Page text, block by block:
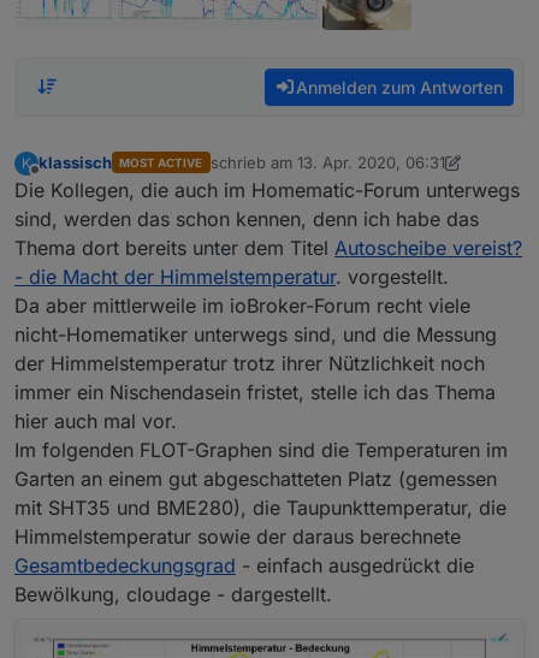
Anmelden zum Antworten
K
Offline
klassisch MOST ACTIVE schrieb am 13. Apr. 2020, 06:31
zuletzt editiert von klassisch
Die Kollegen, die auch im Homematic-Forum unterwegs
sind, werden das schon kennen, denn ich habe das
Thema dort bereits unter dem Titel Autoscheibe vereist?
- die Macht der Himmelstemperatur. vorgestellt.
Da aber mittlerweile im ioBroker-Forum recht viele
nicht-Homematiker unterwegs sind, und die Messung
der Himmelstemperatur trotz ihrer Nützlichkeit noch
immer ein Nischendasein fristet, stelle ich das Thema
hier auch mal vor.
Im folgenden FLOT-Graphen sind die Temperaturen im
Garten an einem gut abgeschatteten Platz (gemessen
mit SHT35 und BME280), die Taupunkttemperatur, die
Himmelstemperatur sowie der daraus berechnete
Gesamtbedeckungsgrad - einfach ausgedrückt die
Bewölkung, cloudage - dargestellt.